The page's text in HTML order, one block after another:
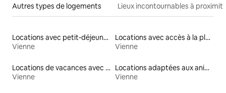
Autres types de logements Lieux incontournables à
Locations avec petit-déjeuner
Vienne
Locations avec accès à la plage
Vienne
Locations de vacances avec piscine
Vienne
Locations adaptées aux animaux
Vienne